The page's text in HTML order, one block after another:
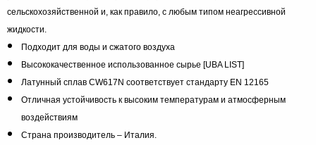
сельскохозяйственной и, как правило, с любым типом неагрессивной
жидкости.
Подходит для воды и сжатого воздуха
Высококачественное использованное сырье [UBA LIST]
Латунный сплав CW617N соответствует стандарту EN 12165
Отличная устойчивость к высоким температурам и атмосферным
воздействиям
Страна производитель – Италия.